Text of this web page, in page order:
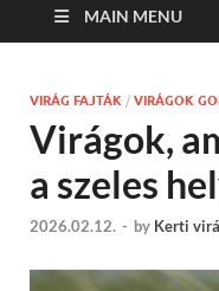
MAIN MENU
VIRÁG FAJTÁK / VIRÁGOK
Virágok,
a szeles
2026.02.12. - by Kerti